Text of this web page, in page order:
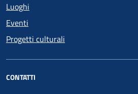
Luoghi
Eventi
Progetti culturali
CONTATTI